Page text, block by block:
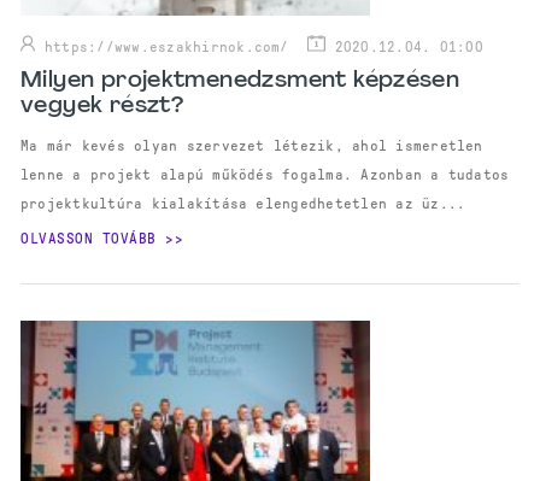
https://www.eszakhirnok.com/ 2020.12.04. 01:00
Milyen projektmenedzsment képzésen
vegyek részt?
Ma már kevés olyan szervezet létezik, ahol ismeretlen
lenne a projekt alapú működés fogalma. Azonban a tudatos
projektkultúra kialakítása elengedhetetlen az üz...
OLVASSON TOVÁBB